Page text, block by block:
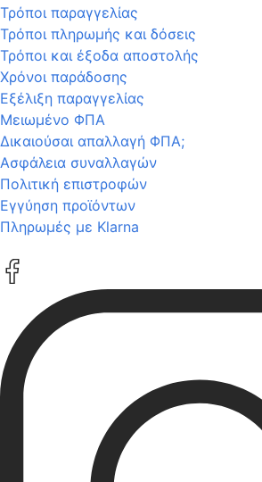
Τρόποι παραγγελίας
Τρόποι πληρωμής και δόσεις
Τρόποι και έξοδα αποστολής
Χρόνοι παράδοσης
Εξέλιξη παραγγελίας
Μειωμένο ΦΠΑ
Δικαιούσαι απαλλαγή ΦΠΑ;
Ασφάλεια συναλλαγών
Πολιτική επιστροφών
Εγγύηση προϊόντων
Πληρωμές με Klarna